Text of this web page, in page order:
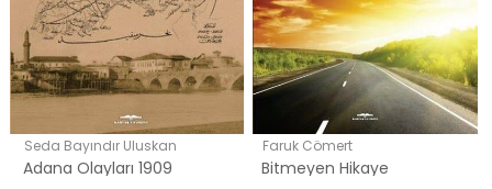
Seda Bayındır Uluskan
Adana Olayları 1909
Faruk Cömert
Bitmeyen Hikaye